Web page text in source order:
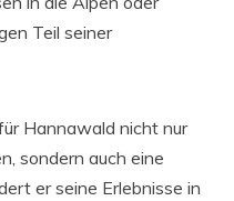
Teil seiner
Hannawald nicht nur
sondern auch eine
er seine Erlebnisse in